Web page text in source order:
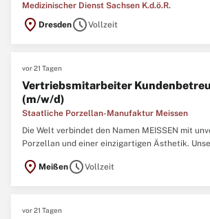
Medizinischer Dienst Sachsen K.d.ö.R.
location_on DresdenscheduleVollzeit
vor 21 Tagen
Vertriebsmitarbeiter
(m/w/d)
Staatliche Porzellan-Manufaktur Meissen
Die Welt verbindet den Namen MEISSEN mit
Porzellan und einer einzigartigen Ästhetik.
jedes Stück, das hier entsteht, ist ein
location_on MeißenscheduleVollzeit
vor 21 Tagen